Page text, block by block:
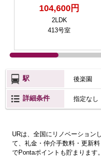
104,600円
2LDK
413号室
駅 後楽園
詳細条件 指定なし
URは、全国にリノベーション
て、礼金・仲介手数料・更新
でPontaポイントも貯まります